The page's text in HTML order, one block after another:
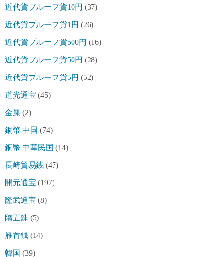
近代貨プルーフ貨10円 (37)
近代貨プルーフ貨1円 (26)
近代貨プルーフ貨500円 (16)
近代貨プルーフ貨50円 (28)
近代貨プルーフ貨5円 (52)
道光通宝 (45)
金屎 (2)
銅幣 中国 (74)
銅幣 中華民国 (14)
長崎貿易銭 (47)
開元通宝 (197)
隆武通宝 (8)
隋五銖 (5)
雁首銭 (14)
韓国 (39)